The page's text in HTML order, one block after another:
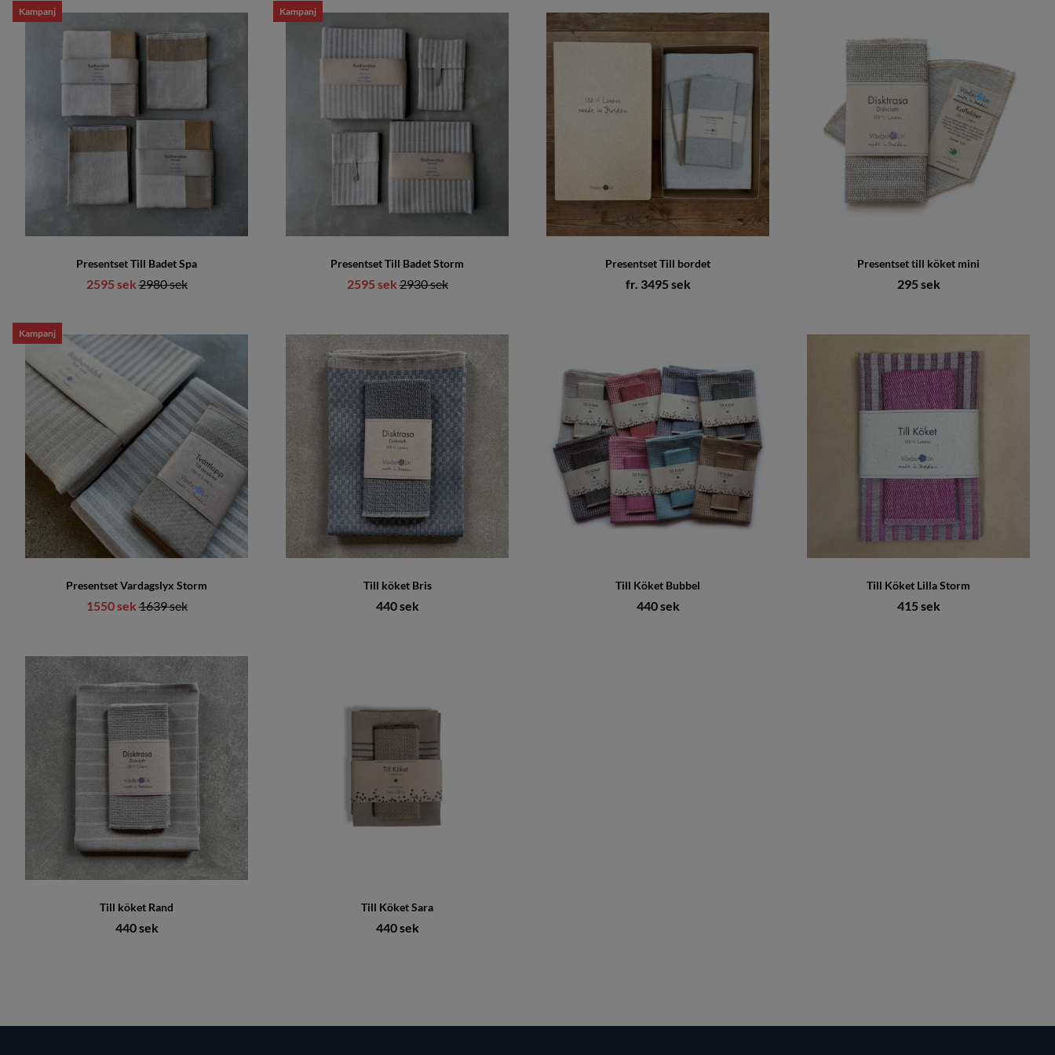
Kampanj
Presentset Till Badet Spa
2595 sekOrdinarie pris:
2980 sek
Kampanj
Presentset Till Badet Storm
2595 sekOrdinarie pris:
2930 sek
Presentset Till bordet
fr. 3495 sek
Presentset till köket mini
295 sek
Kampanj
Presentset Vardagslyx Storm
1550 sekOrdinarie pris:
1639 sek
Till köket Bris
440 sek
Till Köket Bubbel
440 sek
Till Köket Lilla Storm
415 sek
Till köket Rand
440 sek
Till Köket Sara
440 sek